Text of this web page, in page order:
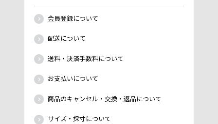
会員登録について
配送について
送料・決済手数料について
お支払いについて
商品のキャンセル・交換・返品について
サイズ・採寸について